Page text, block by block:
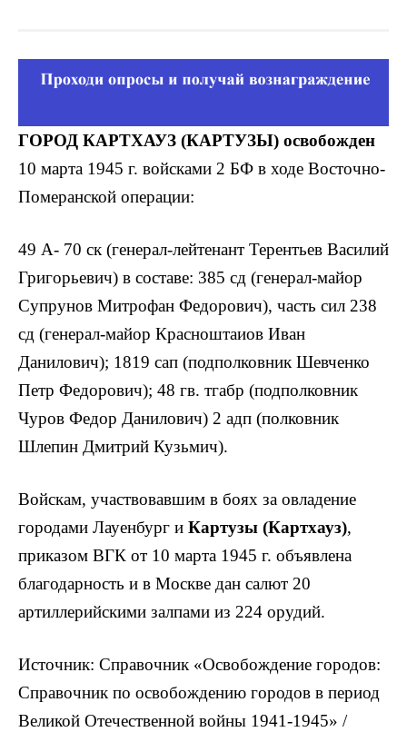
ГОРОД КАРТХАУЗ (КАРТУЗЫ) освобожден
10 марта 1945 г. войсками 2 БФ в ходе Восточно-
Померанской операции:
49 А- 70 ск (генерал-лейтенант Терентьев Василий
Григорьевич) в составе: 385 сд (генерал-майор
Супрунов Митрофан Федорович), часть сил 238
сд (генерал-майор Красноштаиов Иван
Данилович); 1819 сап (подполковник Шевченко
Петр Федорович); 48 гв. тгабр (подполковник
Чуров Федор Данилович) 2 адп (полковник
Шлепин Дмитрий Кузьмич).
Войскам, участвовавшим в боях за овладение
городами Лауенбург и Картузы (Картхауз),
приказом ВГК от 10 марта 1945 г. объявлена
благодарность и в Москве дан салют 20
артиллерийскими залпами из 224 орудий.
Источник: Справочник «Освобождение городов:
Справочник по освобождению городов в период
Великой Отечественной войны 1941-1945» /